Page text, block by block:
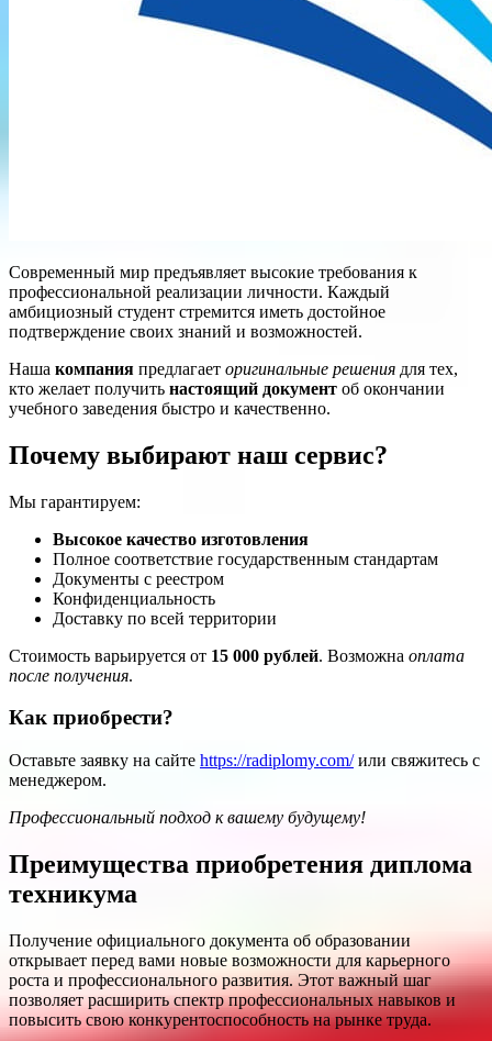
Современный мир предъявляет высокие требования к
профессиональной реализации личности. Каждый
амбициозный студент стремится иметь достойное
подтверждение своих знаний и возможностей.
Наша компания предлагает оригинальные решения для тех,
кто желает получить настоящий документ об окончании
учебного заведения быстро и качественно.
Почему выбирают наш сервис?
Мы гарантируем:
Высокое качество изготовления
Полное соответствие государственным стандартам
Документы с реестром
Конфиденциальность
Доставку по всей территории
Стоимость варьируется от 15 000 рублей. Возможна оплата
после получения.
Как приобрести?
Оставьте заявку на сайте https://radiplomy.com/или свяжитесь с
менеджером.
Профессиональный подход к вашему будущему!
Преимущества приобретения диплома
техникума
Получение официального документа об образовании
открывает перед вами новые возможности для карьерного
роста и профессионального развития. Этот важный шаг
позволяет расширить спектр профессиональных навыков и
повысить свою конкурентоспособность на рынке труда.